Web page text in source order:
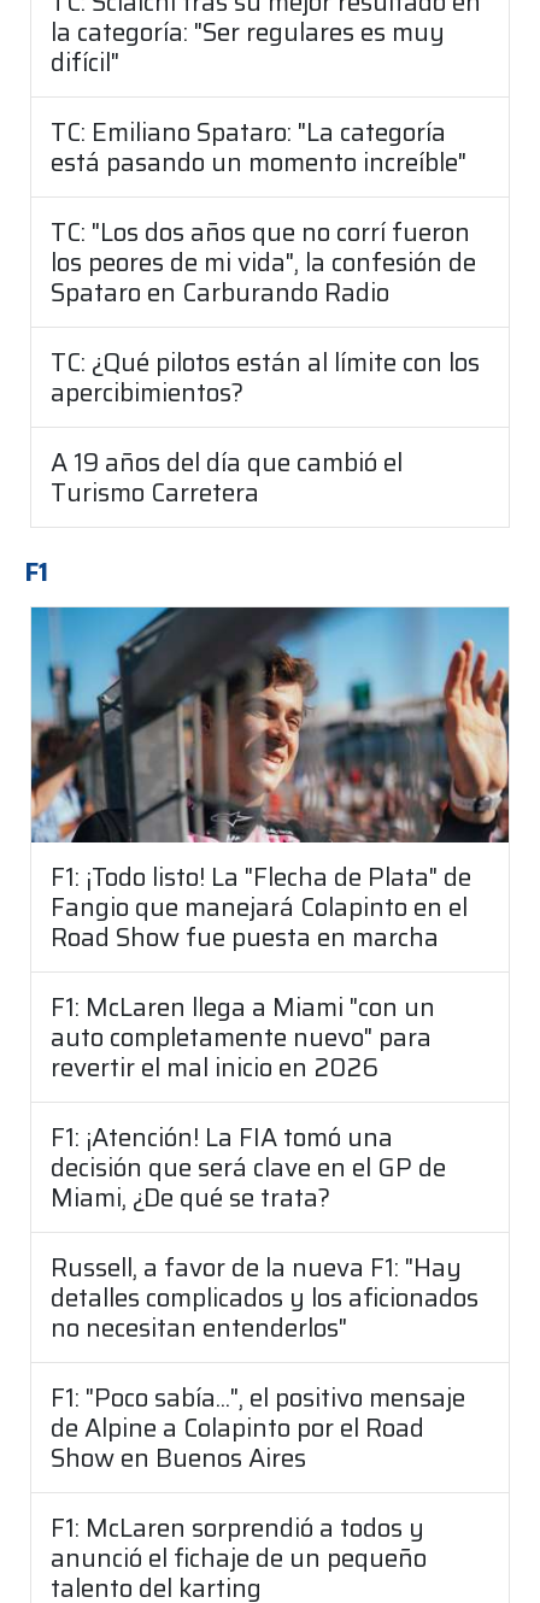
la categoría: "Ser regulares es muy
difícil"
TC: Emiliano Spataro: "La categoría
está pasando un momento increíble"
TC: "Los dos años que no corrí fueron
los peores de mi vida", la confesión de
Spataro en Carburando Radio
TC: ¿Qué pilotos están al límite con los
apercibimientos?
A 19 años del día que cambió el
Turismo Carretera
F1
F1: ¡Todo listo! La "Flecha de Plata" de
Fangio que manejará Colapinto en el
Road Show fue puesta en marcha
F1: McLaren llega a Miami "con un
auto completamente nuevo" para
revertir el mal inicio en 2026
F1: ¡Atención! La FIA tomó una
decisión que será clave en el GP de
Miami, ¿De qué se trata?
Russell, a favor de la nueva F1: "Hay
detalles complicados y los aficionados
no necesitan entenderlos"
F1: "Poco sabía...", el positivo mensaje
de Alpine a Colapinto por el Road
Show en Buenos Aires
F1: McLaren sorprendió a todos y
anunció el fichaje de un pequeño
talento del karting